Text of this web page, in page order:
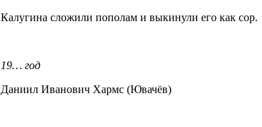
Калугина сложили пополам и выкинули его как сор.
19… год
Даниил Иванович Хармс (Ювачёв)